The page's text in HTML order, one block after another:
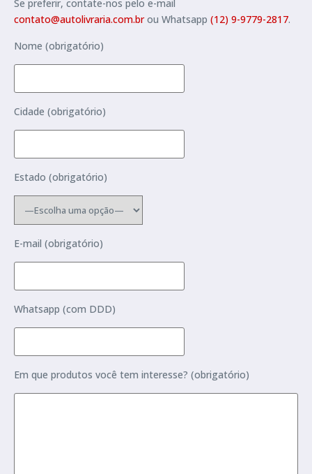
Se preferir, contate-nos pelo e-mail
contato@autolivraria.com.brou Whatsapp (12) 9-9779-2817.
Nome (obrigatório)
Cidade (obrigatório)
Estado (obrigatório)
E-mail (obrigatório)
Whatsapp (com DDD)
Em que produtos você tem interesse? (obrigatório)